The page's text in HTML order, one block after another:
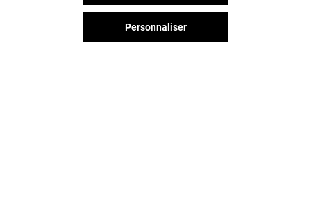
Personnaliser